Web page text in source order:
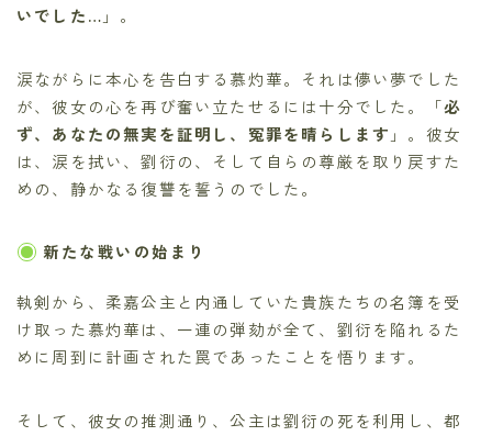
いでした… 」。
涙ながらに本心を告白する慕灼華。それは儚い夢でした
が、彼女の心を再び奮い立たせるには十分でした。「必
ず、あなたの無実を証明し、冤罪を晴らします 」。彼女
は、涙を拭い、劉衍の、そして自らの尊厳を取り戻すた
めの、静かなる復讐を誓うのでした。
新たな戦いの始まり
執剣から、柔嘉公主と内通していた貴族たちの名簿を受
け取った慕灼華は、一連の弾劾が全て、劉衍を陥れるた
めに周到に計画された罠であったことを悟ります。
そして、彼女の推測通り、公主は劉衍の死を利用し、都